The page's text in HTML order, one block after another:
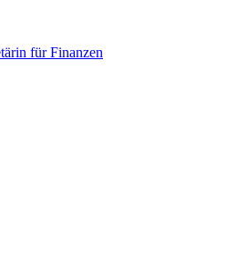
für Finanzen